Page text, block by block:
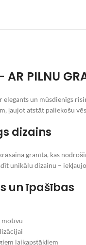
PILNU
un mūsdienīgs
ļaujot atstāt paliekošu
dizains
granīta, kas
unikālu dizainu –
un īpašības
motīvu
laikapstākļiem